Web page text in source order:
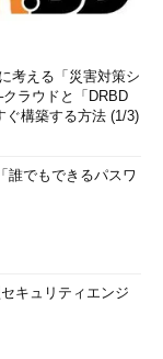
考える「災害対策シ
ラウドと「DRBD
ぐ構築する方法 (1/3)
誰でもできるパスワ
キュリティエンジ